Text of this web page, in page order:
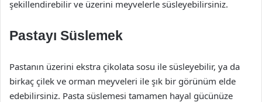
şekillendirebilir ve üzerini meyvelerle süsleyebilirsiniz.
Pastayı Süslemek
Pastanın üzerini ekstra çikolata sosu ile süsleyebilir, ya da
birkaç çilek ve orman meyveleri ile şık bir görünüm elde
edebilirsiniz. Pasta süslemesi tamamen hayal gücünüze